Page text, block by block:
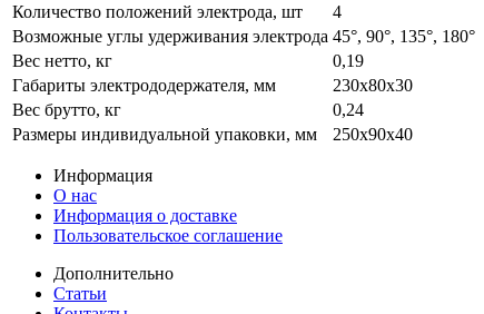
Количество положений электрода, шт
4
Возможные углы удерживания электрода 45°, 90°, 135°, 180°
Вес нетто, кг
0,19
Габариты электрододержателя, мм
230х80х30
Вес брутто, кг
0,24
Размеры индивидуальной упаковки, мм
250х90х40
Информация
О нас
Информация о доставке
Пользовательское соглашение
Дополнительно
Статьи